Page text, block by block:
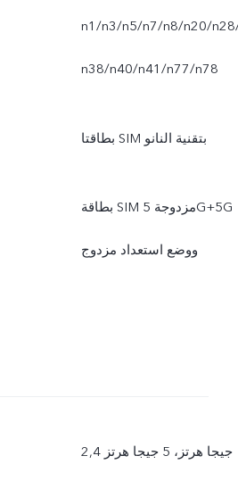
n1/n3/n5/n7/n8/n20/
n38/n40/n41/n77/n78
بطاقتا SIM بتقنية النانو
بطاقة SIM مزدوجة 5G+5G
ووضع استعداد مزدوج
2,4 جيجا هرتز، 5 جيجا هرتز